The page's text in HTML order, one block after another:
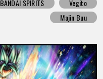
BANDAI SPIRITS
Vegito
Majin Buu